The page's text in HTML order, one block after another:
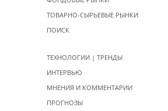
ТОВАРНО-СЫРЬЕВЫЕ РЫНКИ
ПОИСК
ТЕХНОЛОГИИ | ТРЕНДЫ
ИНТЕРВЬЮ
МНЕНИЯ И КОММЕНТАРИИ
ПРОГНОЗЫ